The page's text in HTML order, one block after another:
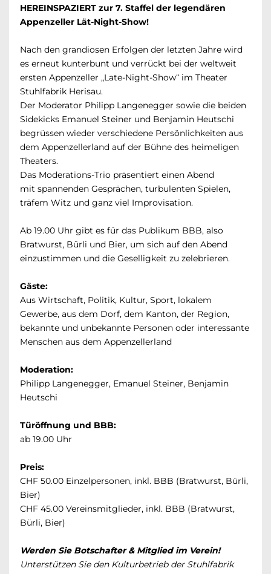
HEREINSPAZIERT zur 7. Staffel der legendären
Appenzeller Lät-Night-Show!
Nach den grandiosen Erfolgen der letzten Jahre wird
es erneut kunterbunt und verrückt bei der weltweit
ersten Appenzeller „Late-Night-Show“ im Theater
Stuhlfabrik Herisau.
Der Moderator Philipp Langenegger sowie die beiden
Sidekicks Emanuel Steiner und Benjamin Heutschi
begrüssen wieder verschiedene Persönlichkeiten aus
dem Appenzellerland auf der Bühne des heimeligen
Theaters.
Das Moderations-Trio präsentiert einen Abend
mit spannenden Gesprächen, turbulenten Spielen,
träfem Witz und ganz viel Improvisation.
Ab 19.00 Uhr gibt es für das Publikum BBB, also
Bratwurst, Bürli und Bier, um sich auf den Abend
einzustimmen und die Geselligkeit zu zelebrieren.
Gäste:
Aus Wirtschaft, Politik, Kultur, Sport, lokalem
Gewerbe, aus dem Dorf, dem Kanton, der Region,
bekannte und unbekannte Personen oder interessante
Menschen aus dem Appenzellerland
Moderation:
Philipp Langenegger, Emanuel Steiner, Benjamin
Heutschi
Türöffnung und BBB:
ab 19.00 Uhr
Preis:
CHF 50.00 Einzelpersonen, inkl. BBB (Bratwurst, Bürli,
Bier)
CHF 45.00 Vereinsmitglieder, inkl. BBB (Bratwurst,
Bürli, Bier)
Werden Sie Botschafter & Mitglied im Verein!
Unterstützen Sie den Kulturbetrieb der Stuhlfabrik